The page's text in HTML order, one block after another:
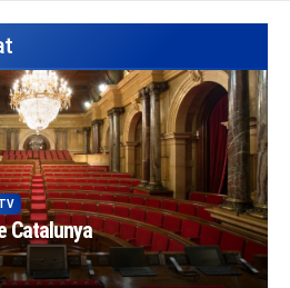
Catalunya